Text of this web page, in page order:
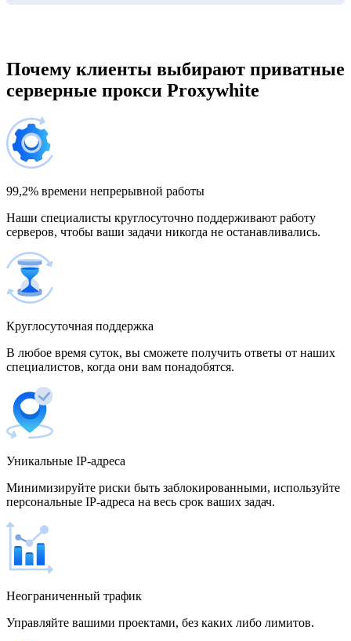
Великобритания
Вьетнам
150 IP-адресов
скидка 12%
200 IP-адресов
696,00 $
1 032,00 $
500 IP-адресов
1 700,00 $
Почему клиенты выбирают приватные
серверные прокси Proxywhite
99,2% времени непрерывной работы
Наши специалисты круглосуточно поддерживают работу
серверов, чтобы ваши задачи никогда не останавливались.
Круглосуточная поддержка
В любое время суток, вы сможете получить ответы от наших
специалистов, когда они вам понадобятся.
Уникальные IP-адреса
Минимизируйте риски быть заблокированными, используйте
персональные IP-адреса на весь срок ваших задач.
Неограниченный трафик
Управляйте вашими проектами, без каких либо лимитов.